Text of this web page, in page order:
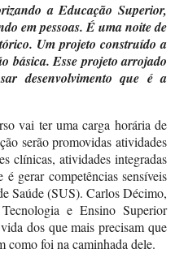
a Educação Superior,
em pessoas. É uma noite de
Um projeto construído a
básica. Esse projeto arrojado
desenvolvimento que é a
vai ter uma carga horária de
serão promovidas atividades
clínicas, atividades integradas
gerar competências sensíveis
Saúde (SUS). Carlos Décimo,
e Ensino Superior
dos que mais precisam que
como foi na caminhada dele.